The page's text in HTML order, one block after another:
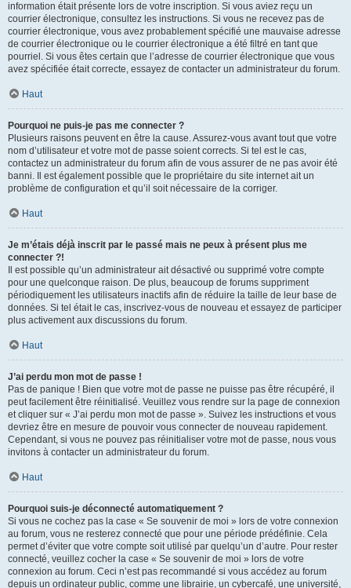
information était présente lors de votre inscription. Si vous aviez reçu un
courrier électronique, consultez les instructions. Si vous ne recevez pas de
courrier électronique, vous avez probablement spécifié une mauvaise adresse
de courrier électronique ou le courrier électronique a été filtré en tant que
pourriel. Si vous êtes certain que l’adresse de courrier électronique que vous
avez spécifiée était correcte, essayez de contacter un administrateur du forum.
Haut
Pourquoi ne puis-je pas me connecter ?
Plusieurs raisons peuvent en être la cause. Assurez-vous avant tout que votre
nom d’utilisateur et votre mot de passe soient corrects. Si tel est le cas,
contactez un administrateur du forum afin de vous assurer de ne pas avoir été
banni. Il est également possible que le propriétaire du site internet ait un
problème de configuration et qu’il soit nécessaire de la corriger.
Haut
Je m’étais déjà inscrit par le passé mais ne peux à présent plus me
connecter ?!
Il est possible qu’un administrateur ait désactivé ou supprimé votre compte
pour une quelconque raison. De plus, beaucoup de forums suppriment
périodiquement les utilisateurs inactifs afin de réduire la taille de leur base de
données. Si tel était le cas, inscrivez-vous de nouveau et essayez de participer
plus activement aux discussions du forum.
Haut
J’ai perdu mon mot de passe !
Pas de panique ! Bien que votre mot de passe ne puisse pas être récupéré, il
peut facilement être réinitialisé. Veuillez vous rendre sur la page de connexion
et cliquer sur « J’ai perdu mon mot de passe ». Suivez les instructions et vous
devriez être en mesure de pouvoir vous connecter de nouveau rapidement.
Cependant, si vous ne pouvez pas réinitialiser votre mot de passe, nous vous
invitons à contacter un administrateur du forum.
Haut
Pourquoi suis-je déconnecté automatiquement ?
Si vous ne cochez pas la case « Se souvenir de moi » lors de votre connexion
au forum, vous ne resterez connecté que pour une période prédéfinie. Cela
permet d’éviter que votre compte soit utilisé par quelqu’un d’autre. Pour rester
connecté, veuillez cocher la case « Se souvenir de moi » lors de votre
connexion au forum. Ceci n’est pas recommandé si vous accédez au forum
depuis un ordinateur public, comme une librairie, un cybercafé, une université,